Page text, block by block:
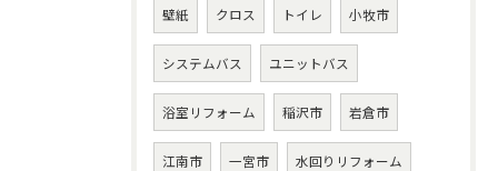
壁紙 クロス トイレ 小牧市
システムバス ユニットバス
浴室リフォーム 稲沢市 岩倉市
江南市 一宮市 水回りリフォーム